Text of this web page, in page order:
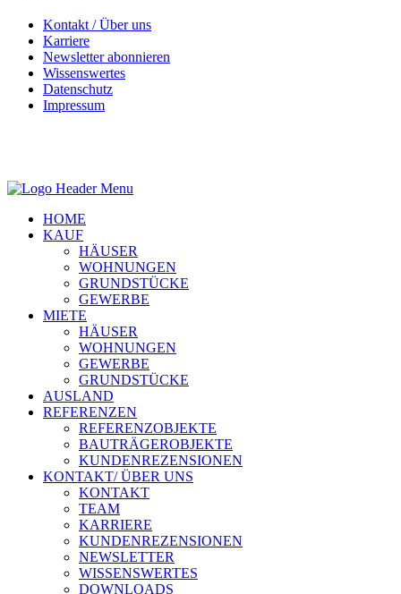
Kontakt / Über uns
Karriere
Newsletter abonnieren
Wissenswertes
Datenschutz
Impressum
HOME
KAUF
HÄUSER
WOHNUNGEN
GRUNDSTÜCKE
GEWERBE
MIETE
HÄUSER
WOHNUNGEN
GEWERBE
GRUNDSTÜCKE
AUSLAND
REFERENZEN
REFERENZOBJEKTE
BAUTRÄGEROBJEKTE
KUNDENREZENSIONEN
KONTAKT/ ÜBER UNS
KONTAKT
TEAM
KARRIERE
KUNDENREZENSIONEN
NEWSLETTER
WISSENSWERTES
DOWNLOADS